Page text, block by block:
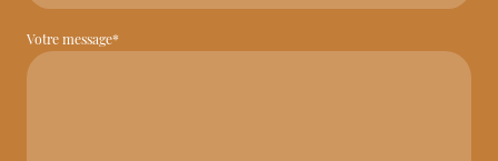
Votre message*